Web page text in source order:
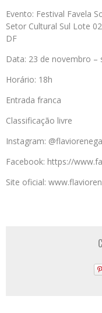
Evento: Festival Favela
Setor Cultural Sul Lote
DF
Data: 23 de novembro –
Horário: 18h
Entrada franca
Classificação livre
Instagram:
Facebook: https://
Site oficial: